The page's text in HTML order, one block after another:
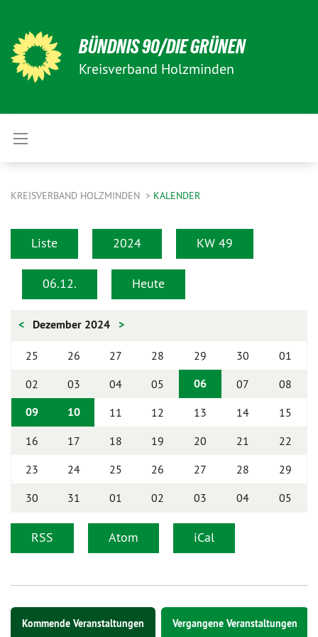
BÜNDNIS 90/DIE GRÜNEN
Kreisverband Holzminden
KREISVERBAND HOLZMINDEN KALENDER
Liste 2024 KW 49
06.12. Heute
< Dezember 2024 >
25 26 27 28 29 30
01
02
03 04 05 06 07 08
09 10 11 12 13 14
15
16
17 18 19 20 21
22
23
24 25 26 27 28
29
30
31 01 02 03 04 05
RSS Atom iCal
Kommende Veranstaltungen Vergangene Veranstaltungen